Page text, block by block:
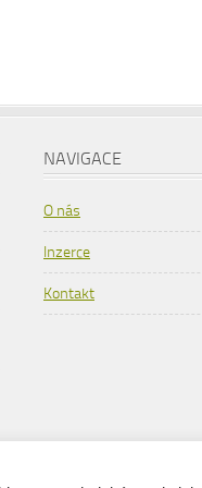
NAVIGACE
O nás
Inzerce
Kontakt